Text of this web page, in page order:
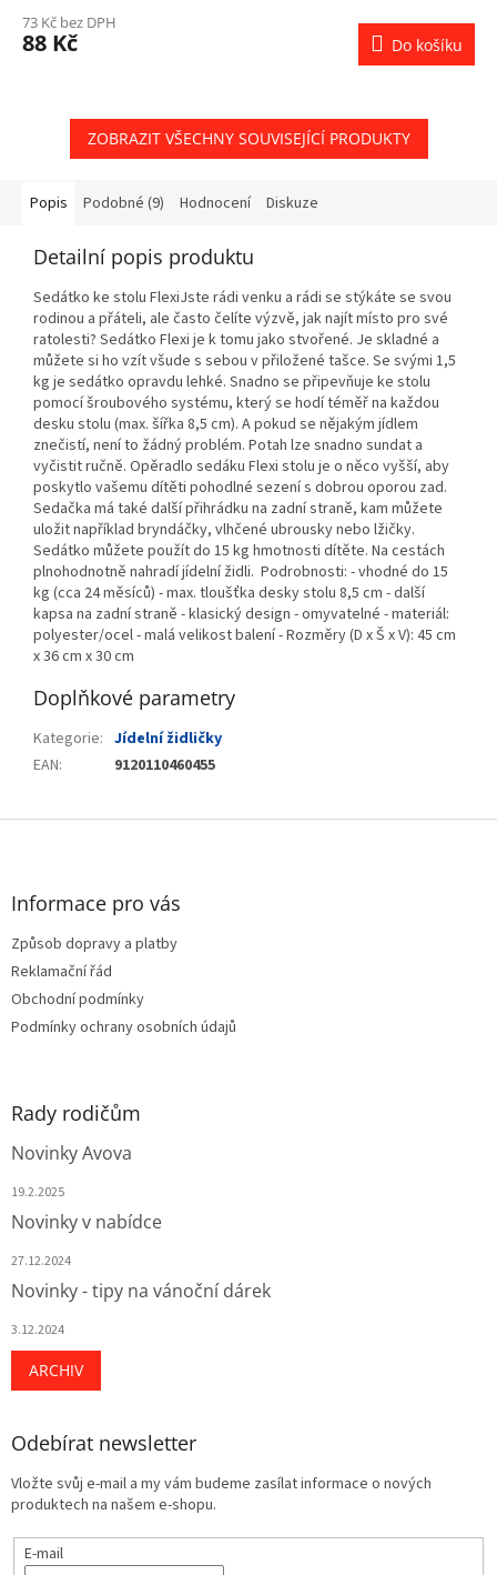
73 Kč bez DPH
88 Kč Do košíku
ZOBRAZIT VŠECHNY SOUVISEJÍCÍ PRODUKTY
Popis Podobné (9) Hodnocení Diskuze
Detailní popis produktu
Sedátko ke stolu FlexiJste rádi venku a rádi se stýkáte se svou
rodinou a přáteli, ale často čelíte výzvě, jak najít místo pro své
ratolesti? Sedátko Flexi je k tomu jako stvořené. Je skladné a
můžete si ho vzít všude s sebou v přiložené tašce. Se svými 1,5
kg je sedátko opravdu lehké. Snadno se připevňuje ke stolu
pomocí šroubového systému, který se hodí téměř na každou
desku stolu (max. šířka 8,5 cm). A pokud se nějakým jídlem
znečistí, není to žádný problém. Potah lze snadno sundat a
vyčistit ručně. Opěradlo sedáku Flexi stolu je o něco vyšší, aby
poskytlo vašemu dítěti pohodlné sezení s dobrou oporou zad.
Sedačka má také další přihrádku na zadní straně, kam můžete
uložit například bryndáčky, vlhčené ubrousky nebo lžičky.
Sedátko můžete použít do 15 kg hmotnosti dítěte. Na cestách
plnohodnotně nahradí jídelní židli. Podrobnosti: - vhodné do 15
kg (cca 24 měsíců) - max. tloušťka desky stolu 8,5 cm - další
kapsa na zadní straně - klasický design - omyvatelné - materiál:
polyester/ocel - malá velikost balení - Rozměry (D x Š x V): 45 cm
x 36 cm x 30 cm
Doplňkové parametry
Kategorie: Jídelní židličky
EAN: 9120110460455
Z
Informace pro vás
Způsob dopravy a platby
Reklamační řád
Obchodní podmínky
Podmínky ochrany osobních údajů
Rady rodičům
Novinky Avova
19.2.2025
Novinky v nabídce
27.12.2024
Novinky - tipy na vánoční dárek
3.12.2024
ARCHIV
Odebírat newsletter
Vložte svůj e-mail a my vám budeme zasílat informace o nových
produktech na našem e-shopu.
E-mail